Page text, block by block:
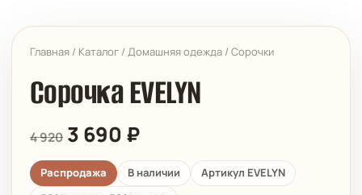
Главная / Каталог / Домашняя одежда / Сорочки
Сорочка EVELYN
4 920 3 690 ₽
Распродажа В наличии
Артикул EVELYN